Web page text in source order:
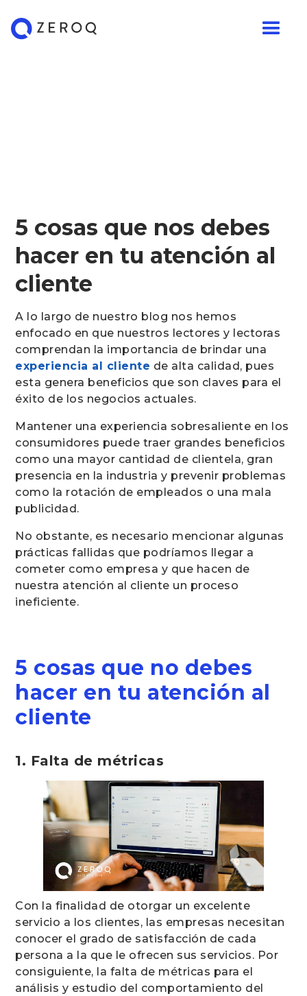
5 cosas que nos debes
hacer en tu atención al
cliente
A lo largo de nuestro blog nos hemos
enfocado en que nuestros lectores y lectoras
comprendan la importancia de brindar una
experiencia al cliente de alta calidad, pues
esta genera beneficios que son claves para el
éxito de los negocios actuales.
Mantener una experiencia sobresaliente en los
consumidores puede traer grandes beneficios
como una mayor cantidad de clientela, gran
presencia en la industria y prevenir problemas
como la rotación de empleados o una mala
publicidad.
No obstante, es necesario mencionar algunas
prácticas fallidas que podríamos llegar a
cometer como empresa y que hacen de
nuestra atención al cliente un proceso
ineficiente.
5 cosas que no debes
hacer en tu atención al
cliente
1. Falta de métricas
Con la finalidad de otorgar un excelente
servicio a los clientes, las empresas necesitan
conocer el grado de satisfacción de cada
persona a la que le ofrecen sus servicios. Por
consiguiente, la falta de métricas para el
análisis y estudio del comportamiento del